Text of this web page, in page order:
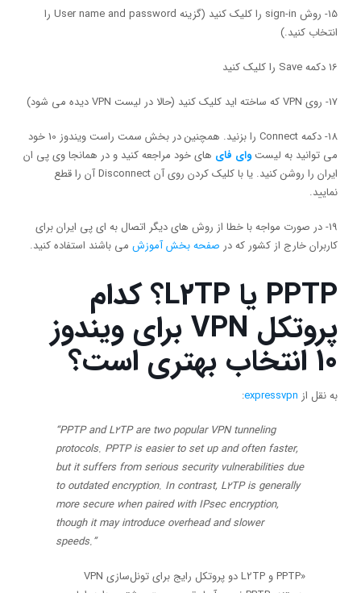
15- روش sign-in را کلیک کنید (گزینه User name and password را
انتخاب کنید.)
16 دکمه Save را کلیک کنید
17- روی VPN که ساخته اید کلیک کنید (حالا در لیست VPN دیده می شود)
18- دکمه Connect
را بزنید. همچنین در بخش سمت راست ویندوز 10 خود
می توانید به لیستوای فای های خود مراجعه کنید و در همانجا وی پی ان
ایران را روشن کنید. یا با کلیک کردن روی آن Disconnect آن را قطع
نمایید.
19- در صورت مواجه با خطا از روش های دیگر اتصال به ای پی ایران برای
کاربران خارج از کشور که در صفحه بخش آموزشمی باشند استفاده کنید.
PPTP یا L2TP؟ کدام
پروتکل VPN برای ویندوز
10 انتخاب بهتری است؟
به نقل از expressvpn
:
“PPTP and L2TP are two popular VPN tunneling
protocols. PPTP is easier to set up and often faster,
but it suffers from serious security vulnerabilities due
to outdated encryption. In contrast, L2TP is generally
more secure when paired with IPsec encryption,
though it may introduce overhead and slower
speeds.”
«PPTP و L2TP دو پروتکل رایج برای تونل‌سازی VPN